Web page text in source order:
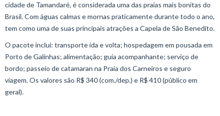
cidade de Tamandaré, é considerada uma das praias mais bonitas do
Brasil. Com águas calmas e mornas praticamente durante todo o ano,
tem como uma de suas principais atrações a Capela de São Benedito.
O pacote inclui: transporte ida e volta; hospedagem em pousada em
Porto de Galinhas; alimentação; guia acompanhante; serviço de
bordo; passeio de catamaran na Praia dos Carneiros e seguro
viagem. Os valores são R$ 340 (com./dep.) e R$ 410 (público em
geral).